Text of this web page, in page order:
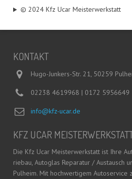
© 2024 Kfz Ucar Meisterwerkstatt
KON­TAKT
Hugo-Junkers-Str. 21, 50259
02238 4619968 | 0172 5956649
info@kfz-ucar.de
KFZ UCAR
Die Kfz Ucar Meis­ter­werk­statt ist Ihre
rie­bau, Auto­glas Repa­ra­tur / Aus­tausch
Pul­heim. Mit hoch­wer­ti­gem Auto­ser­vice